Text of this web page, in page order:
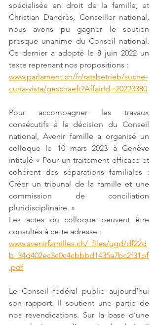
spécialisée en droit de la famille, et
Christian Dandrès, Conseiller national,
nous avons pu gagner le soutien
presque unanime du Conseil national.
Ce dernier a adopté le 8 juin 2022 un
texte reprenant nos propositions :
www.parlament.ch/fr/ratsbetrieb/suche-
curia-vista/geschaeft?AffairId=20223380
Pour accompagner les travaux
consécutifs à la décision du Conseil
national, Avenir famille a organisé un
colloque le 10 mars 2023 à Genève
intitulé « Pour un traitement efficace et
cohérent des séparations familiales :
Créer un tribunal de la famille et une
commission de conciliation
pluridisciplinaire. »
Les actes du colloque peuvent être
consultés à cette adresse :
www.avenirfamilles.ch/_files/ugd/df22d
b_34d402ec3c0c4cbbbd1435a7bc2f31bf
.pdf
Le Conseil fédéral publie aujourd’hui
son rapport. Il soutient une partie de
nos revendications. Sur la base d’une